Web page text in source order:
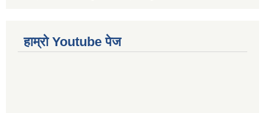
हाम्रो Youtube पेज